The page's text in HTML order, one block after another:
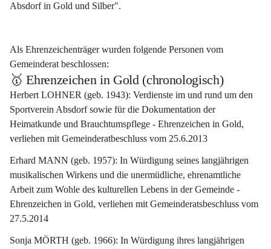
Absdorf in Gold und Silber".
Als Ehrenzeichenträger wurden folgende Personen vom
Gemeinderat beschlossen:
🥇 Ehrenzeichen in Gold (chronologisch)
Herbert LOHNER (geb. 1943): Verdienste im und rund um den
Sportverein Absdorf sowie für die Dokumentation der
Heimatkunde und Brauchtumspflege - Ehrenzeichen in Gold,
verliehen mit Gemeinderatbeschluss vom 25.6.2013
Erhard MANN (geb. 1957): In Würdigung seines langjährigen
musikalischen Wirkens und die unermüdliche, ehrenamtliche
Arbeit zum Wohle des kulturellen Lebens in der Gemeinde -
Ehrenzeichen in Gold, verliehen mit Gemeinderatsbeschluss vom
27.5.2014
Sonja MÖRTH (geb. 1966): In Würdigung ihres langjährigen